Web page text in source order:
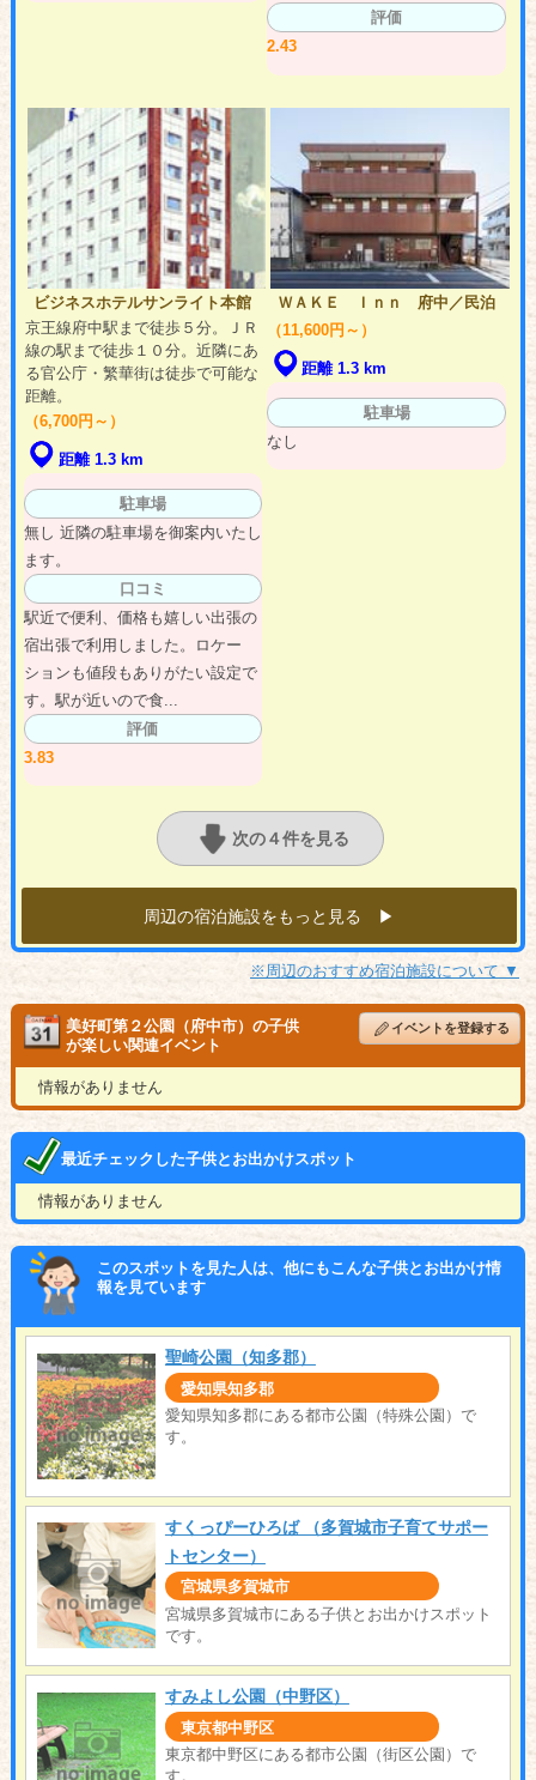
評価
2.43
ビジネスホテルサンライト本館
京王線府中駅まで徒歩５分。ＪＲ
線の駅まで徒歩１０分。近隣にあ
る官公庁・繁華街は徒歩で可能な
距離。
（6,700円～）
距離 1.3 km
駐車場
無し 近隣の駐車場を御案内いたし
ます。
口コミ
駅近で便利、価格も嬉しい出張の
宿出張で利用しました。ロケー
ションも値段もありがたい設定で
す。駅が近いので食...
評価
3.83
ＷＡＫＥ Ｉｎｎ 府中／民泊
（11,600円～）
距離 1.3 km
駐車場
なし
次の４件を見る
周辺の宿泊施設をもっと見る ▶︎
※周辺のおすすめ宿泊施設について ▼
美好町第２公園（府中市）の子供
が楽しい関連イベント
イベントを登録する
情報がありません
最近チェックした子供とお出かけスポット
情報がありません
このスポットを見た人は、他にもこんな子供とお出かけ情
報を見ています
聖崎公園（知多郡）
愛知県知多郡
愛知県知多郡にある都市公園（特殊公園）で
す。
すくっぴーひろば （多賀城市子育てサポー
トセンター）
宮城県多賀城市
宮城県多賀城市にある子供とお出かけスポット
です。
すみよし公園（中野区）
東京都中野区
東京都中野区にある都市公園（街区公園）で
す。